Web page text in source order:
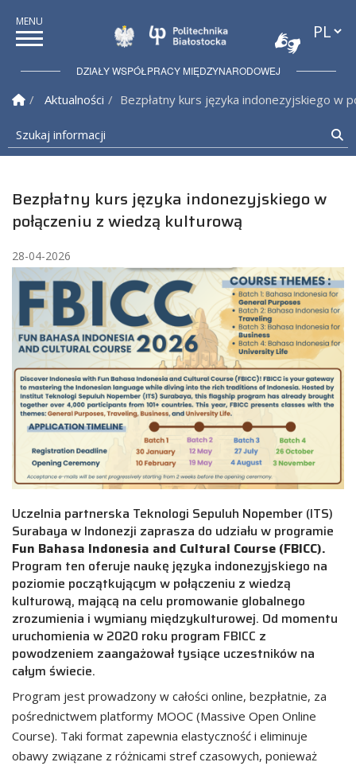
Politechnika
DZIAŁY WSPÓŁPRACY MIĘDZYNARODOWEJ
Strona Główna
Aktualności
Bezpłatny kurs języka indonezyjskiego w
Szukaj informacji
Bezpłatny kurs języka indonezyjskiego w
połączeniu z wiedzą kulturową
28-04-2026
Uczelnia partnerska Teknologi Sepuluh Nopember (ITS)
Surabaya w Indonezji zaprasza do udziału w programie
Fun Bahasa Indonesia and Cultural Course (FBICC).
Program ten oferuje naukę języka indonezyjskiego na
poziomie początkującym w połączeniu z wiedzą
kulturową, mającą na celu promowanie globalnego
zrozumienia i wymiany międzykulturowej. Od momentu
uruchomienia w 2020 roku program FBICC z
powodzeniem zaangażował tysiące uczestników na
całym świecie.
Program jest prowadzony w całości online, bezpłatnie, za
pośrednictwem platformy MOOC (Massive Open Online
Course). Taki format zapewnia elastyczność i eliminuje
obawy związane z różnicami stref czasowych, ponieważ